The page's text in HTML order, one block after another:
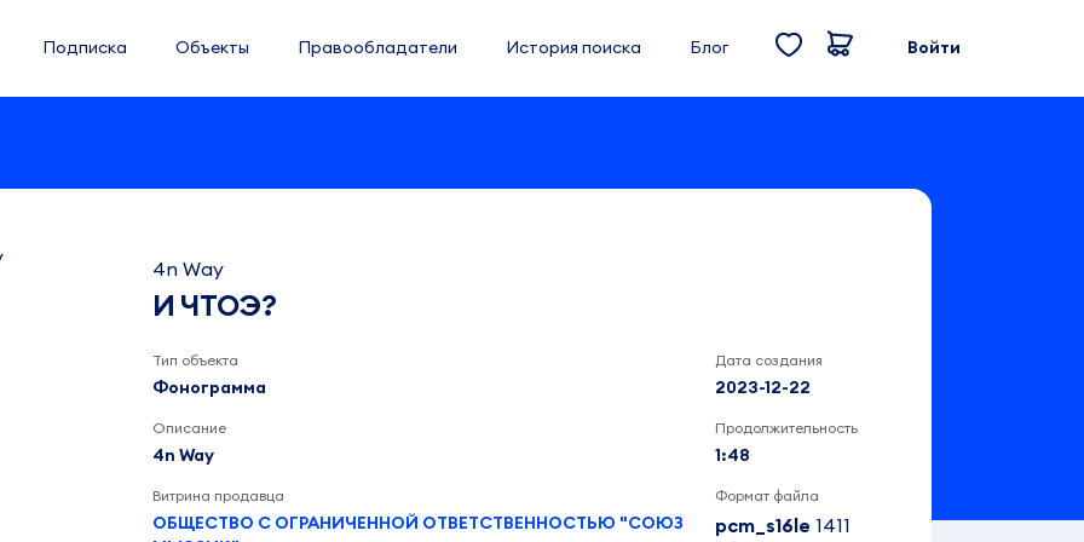
Подписка Объекты Правообладатели История поиска Блог Войти
4n Way
И ЧТОЭ?
Тип объекта
Фонограмма
Описание
4n Way
Витрина продавца
ОБЩЕСТВО С ОГРАНИЧЕННОЙ ОТВЕТСТВЕННОСТЬЮ "СОЮЗ
Дата создания
2023-12-22
Продолжительность
1:48
Формат файла
pcm_s16le 1411